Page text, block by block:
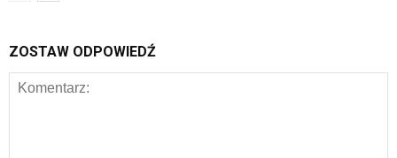
ZOSTAW ODPOWIEDŹ